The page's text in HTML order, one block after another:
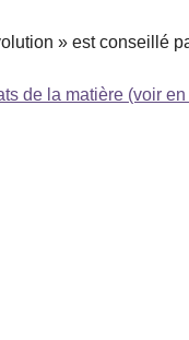
» est conseillé
de la matière (voir